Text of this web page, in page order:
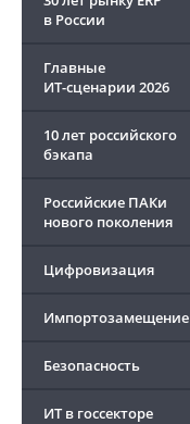
в России
Главные
ИТ-сценарии 2026
10 лет российского
бэкапа
Российские ПАКи
нового поколения
Цифровизация
Импортозамещение
Безопасность
ИТ в госсекторе